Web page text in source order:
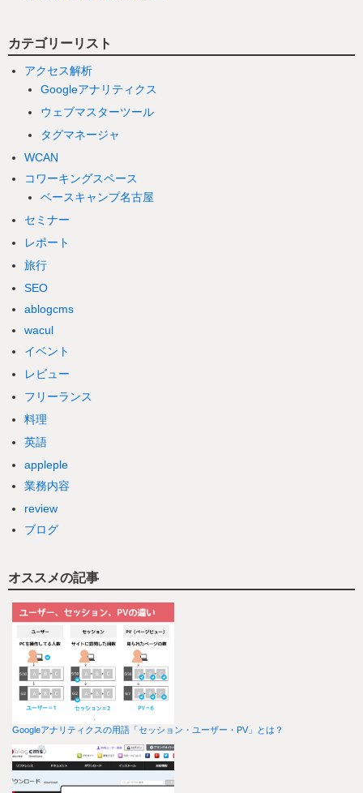
カテゴリーリスト
アクセス解析
Googleアナリティクス
ウェブマスターツール
タグマネージャ
WCAN
コワーキングスペース
ベースキャンプ名古屋
セミナー
レポート
旅行
SEO
ablogcms
wacul
イベント
レビュー
フリーランス
料理
英語
appleple
業務内容
review
ブログ
オススメの記事
Googleアナリティクスの用語「セッション・ユーザー・PV」とは？